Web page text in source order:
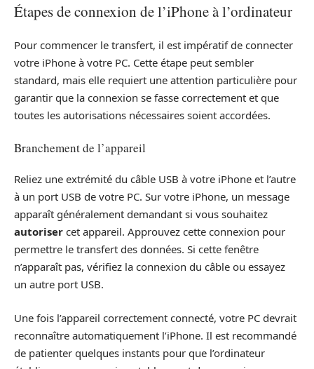
Étapes de connexion de l’iPhone à l’ordinateur
Pour commencer le transfert, il est impératif de connecter
votre iPhone à votre PC. Cette étape peut sembler
standard, mais elle requiert une attention particulière pour
garantir que la connexion se fasse correctement et que
toutes les autorisations nécessaires soient accordées.
Branchement de l’appareil
Reliez une extrémité du câble USB à votre iPhone et l’autre
à un port USB de votre PC. Sur votre iPhone, un message
apparaît généralement demandant si vous souhaitez
autoriser cet appareil. Approuvez cette connexion pour
permettre le transfert des données. Si cette fenêtre
n’apparaît pas, vérifiez la connexion du câble ou essayez
un autre port USB.
Une fois l’appareil correctement connecté, votre PC devrait
reconnaître automatiquement l’iPhone. Il est recommandé
de patienter quelques instants pour que l’ordinateur